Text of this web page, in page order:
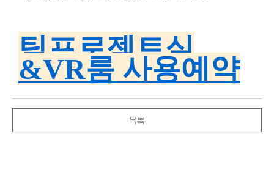
팀프로젝트실
&VR룸 사용예약
목록